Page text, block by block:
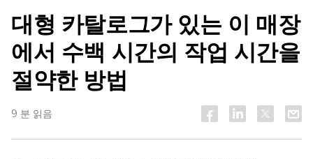
대형 카탈로그가 있는 이 매장
에서 수백 시간의 작업 시간을
절약한 방법
9 분 읽음